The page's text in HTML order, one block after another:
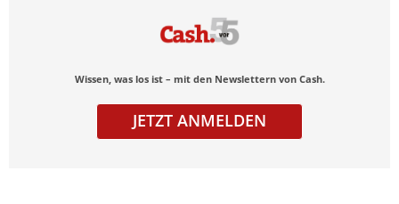
Wissen, was los ist – mit den Newslettern von Cash.
JETZT ANMELDEN